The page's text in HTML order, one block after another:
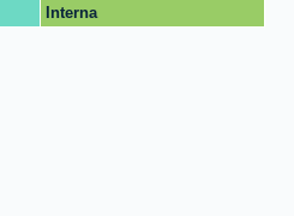
Interna